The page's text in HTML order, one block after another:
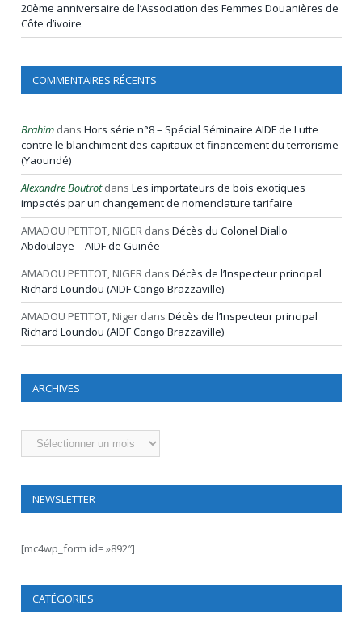
20ème anniversaire de l’Association des Femmes Douanières de
Côte d’ivoire
COMMENTAIRES RÉCENTS
Brahim dans Hors série n°8 – Spécial Séminaire AIDF de Lutte
contre le blanchiment des capitaux et financement du terrorisme
(Yaoundé)
Alexandre Boutrotdans Les importateurs de bois exotiques
impactés par un changement de nomenclature tarifaire
AMADOU PETITOT, NIGER dans Décès du Colonel Diallo
Abdoulaye – AIDF de Guinée
AMADOU PETITOT, NIGER dans Décès de l’Inspecteur principal
Richard Loundou (AIDF Congo Brazzaville)
AMADOU PETITOT, Niger dans Décès de l’Inspecteur principal
Richard Loundou (AIDF Congo Brazzaville)
ARCHIVES
Archives
NEWSLETTER
[mc4wp_form id= »892″]
CATÉGORIES